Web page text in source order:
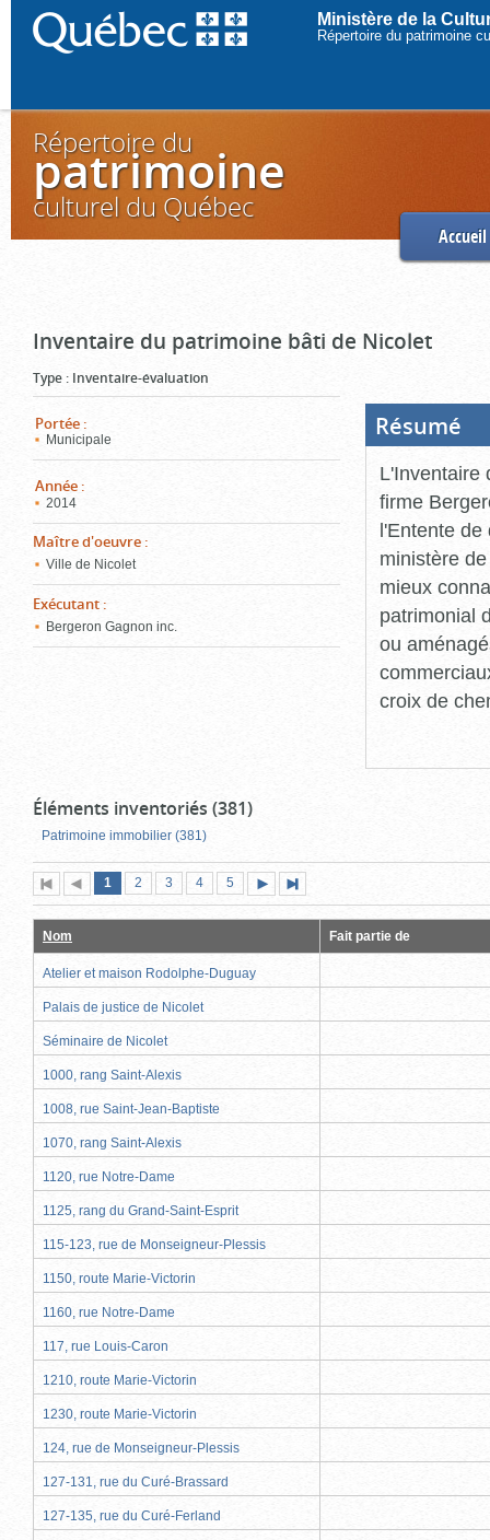
Ministère de la
Répertoire du patrimoine
Répertoire du
patrimoine
culturel du Québec
Accueil
Inventaire du patrimoine bâti de Nicolet
Type : Inventaire-évaluation
Portée :
Municipale
Année :
2014
Maître d'oeuvre :
Ville de Nicolet
Exécutant :
Bergeron Gagnon inc.
Résumé
L'Inventaire
firme
l'Entente de
ministère
mieux
patrimonial
ou
croix de
Éléments inventoriés (381)
Patrimoine immobilier (381)
Première
page
Page
précédente
Page
1 (page
actuelle)
Page
2 Page
3 Page
4 Page
5
suivante
page
Nom Fait partie de
Atelier et maison Rodolphe-Duguay
Palais de justice de Nicolet
Séminaire de Nicolet
1000, rang Saint-Alexis
1008, rue Saint-Jean-Baptiste
1070, rang Saint-Alexis
1120, rue Notre-Dame
1125, rang du Grand-Saint-Esprit
115-123, rue de Monseigneur-Plessis
1150, route Marie-Victorin
1160, rue Notre-Dame
117, rue Louis-Caron
1210, route Marie-Victorin
1230, route Marie-Victorin
124, rue de Monseigneur-Plessis
127-131, rue du Curé-Brassard
127-135, rue du Curé-Ferland